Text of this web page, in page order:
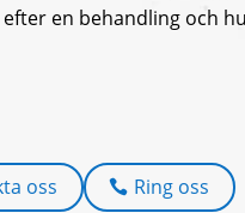
en behandling och
oss Ring oss